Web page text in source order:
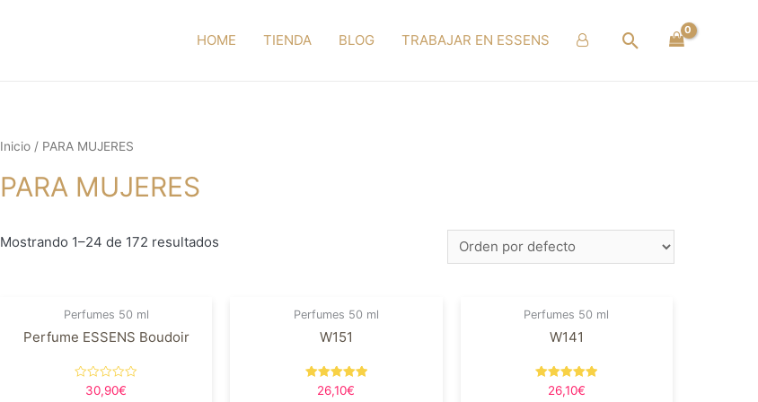
HOME TIENDA BLOG TRABAJAR EN ESSENS Buscar
Inicio / PARA MUJERES
PARA MUJERES
Mostrando 1–24 de 172 resultados
Perfumes 50 ml
Perfume ESSENS Boudoir
Valorado
30,90€
Perfumes 50 ml
W151
Valorado en
5.00
26,10€
Perfumes 50 ml
W141
Valorado en
5.00
26,10€